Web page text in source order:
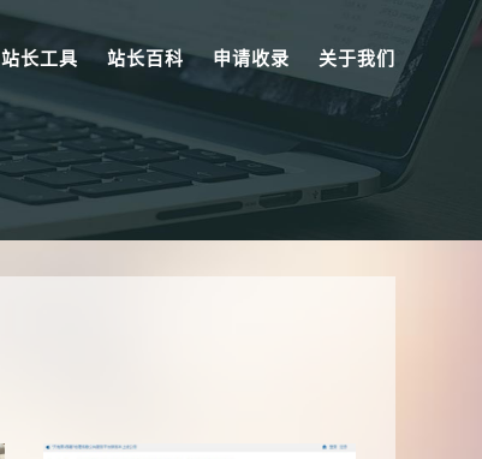
站长工具 站长百科 申请收录 关于我们